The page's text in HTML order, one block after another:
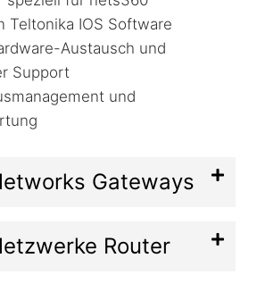
Teltonika IOS Software
Austausch und
Support
und
Gateways
Router